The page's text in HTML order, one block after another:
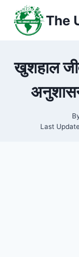
content
The
खुशहाल
Last